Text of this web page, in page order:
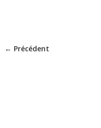
← Précédent